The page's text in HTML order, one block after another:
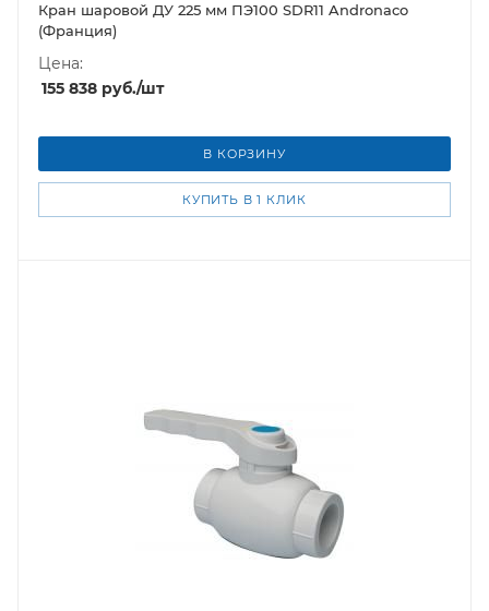
Кран шаровой ДУ 225 мм ПЭ100 SDR11 Andronaco
(Франция)
Цена:
155 838 руб./шт
В КОРЗИНУ
КУПИТЬ В 1 КЛИК